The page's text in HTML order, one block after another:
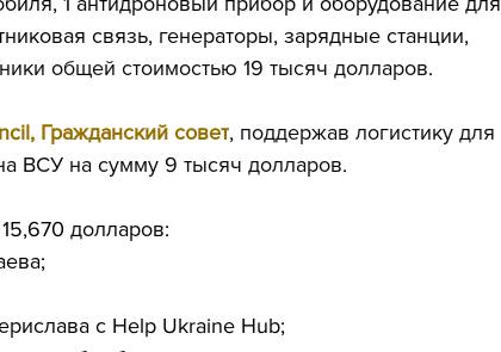
связь, генераторы, зарядные станции,
общей стоимостью 19 тысяч долларов.
Гражданский совет, поддержав логистику для
ВСУ на сумму 9 тысяч долларов.
долларов:
с Help Ukraine Hub;